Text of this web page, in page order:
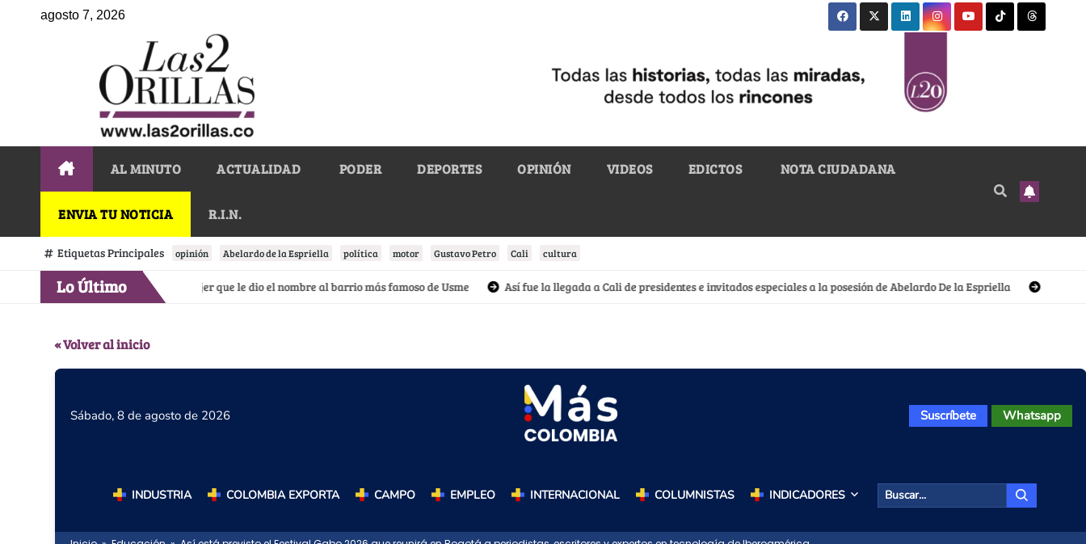
agosto 7, 2026
AL MINUTO ACTUALIDAD PODER DEPORTES OPINIÓN VIDEOS EDICTOS NOTA CIUDADANA
ENVIA TU NOTICIA R.I.N.
Etiquetas Principales opinión Abelardo de la Espriella política motor Gustavo Petro Cali cultura
Lo Último
Solís y la Marichuela, la mujer que le dio el nombre al barrio más famoso de Usme Así fue la llegada a Cali de presidentes e invitados especiales a la posesión de Abelardo De la Espriella El sastre
« Volver al inicio